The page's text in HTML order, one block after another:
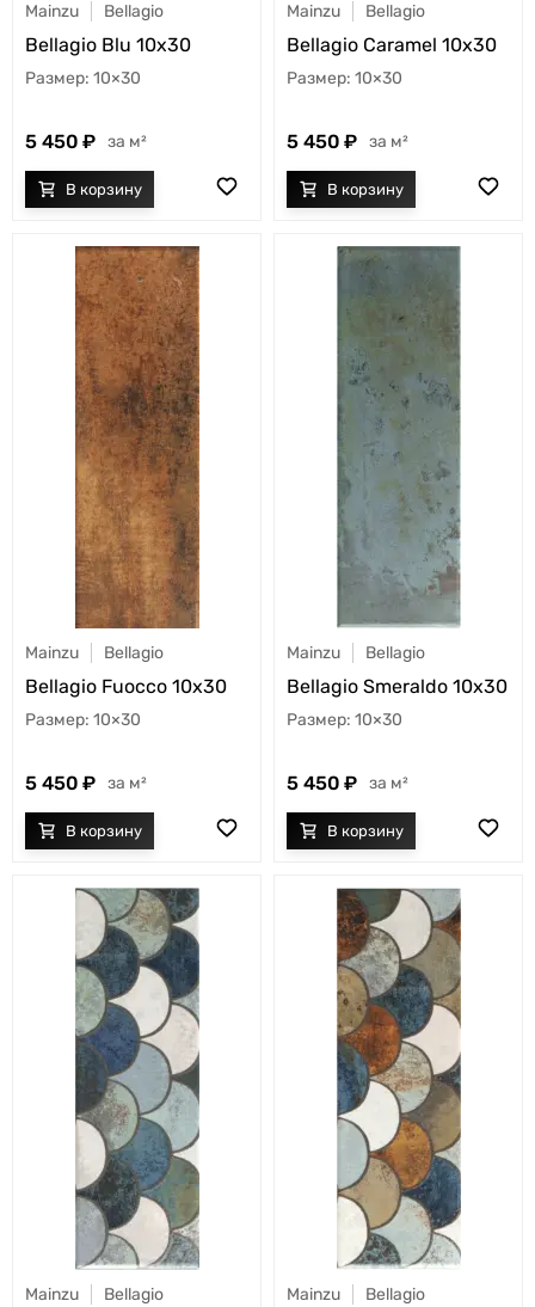
Mainzu Bellagio
Bellagio Blu 10x30
10×30
5 450 м²
Mainzu Bellagio
Bellagio Caramel 10x30
10×30
5 450 м²
Mainzu Bellagio
Bellagio Fuocco 10x30
10×30
5 450 м²
Mainzu Bellagio
Bellagio Smeraldo 10x30
10×30
5 450 м²
Mainzu Bellagio Mainzu Bellagio